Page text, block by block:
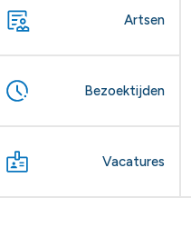
Artsen
Bezoektijden
Vacatures